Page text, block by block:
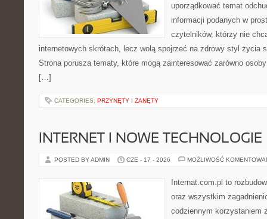
uporządkować temat
informacji podanych w
czytelników, którzy nie
internetowych skrótach, lecz wolą spojrzeć na zdrowy styl życia
Strona porusza tematy, które mogą zainteresować zarówno
[…]
CATEGORIES: PRZYNĘTY I ZANĘTY
INTERNET I NOWE TECHNOLOGIE
POSTED BY ADMIN CZE - 17 - 2026 MOŻLIWOŚĆ
Internat.com.pl to
oraz wszystkim
codziennym korzystaniem